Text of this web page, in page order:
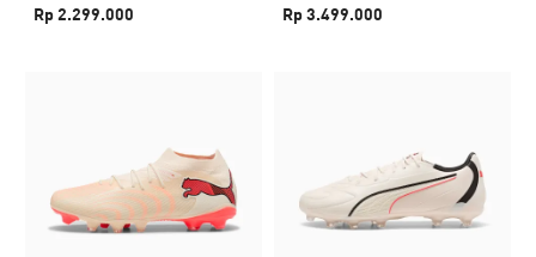
Rp 2.299.000
Rp 3.499.000